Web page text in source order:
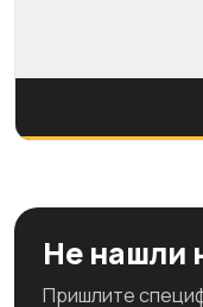
Не нашли
Пришлите